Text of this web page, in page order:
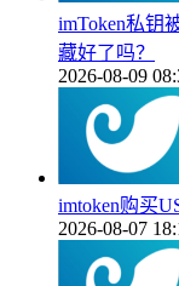
imToken私钥
藏好了吗？
2026-08-09
imtoken购买
2026-08-07